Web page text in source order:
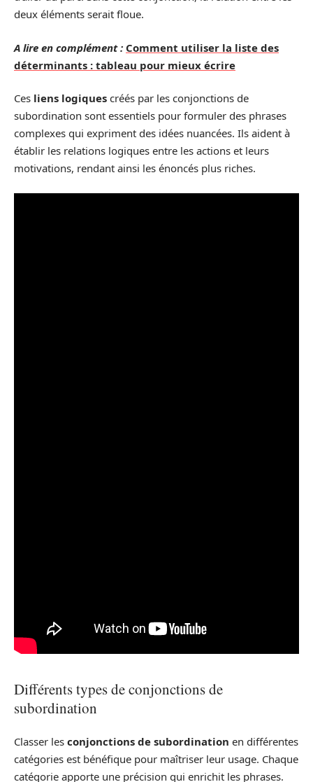
deux éléments serait floue.
A lire en complément : Comment utiliser la liste des
déterminants : tableau pour mieux écrire
Ces liens logiques créés par les conjonctions de
subordination sont essentiels pour formuler des phrases
complexes qui expriment des idées nuancées. Ils aident à
établir les relations logiques entre les actions et leurs
motivations, rendant ainsi les énoncés plus riches.
Différents types de conjonctions de
subordination
Classer les conjonctions de subordination en différentes
catégories est bénéfique pour maîtriser leur usage. Chaque
catégorie apporte une précision qui enrichit les phrases.